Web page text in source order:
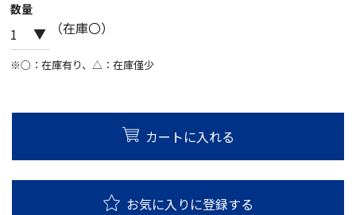
数量
（在庫〇）
※○：在庫有り、△：在庫僅少
カートに入れる
お気に入りに登録する